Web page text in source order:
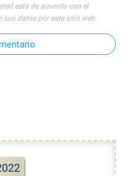
está de acuerdo con el
datos por este sitio web